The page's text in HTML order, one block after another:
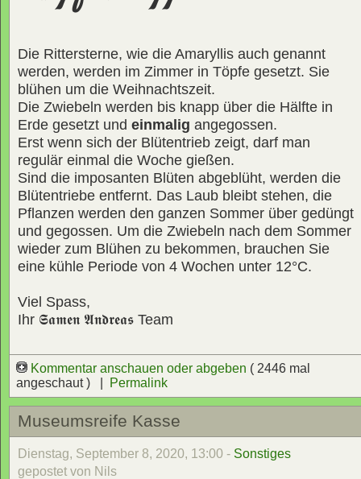
Die Rittersterne, wie die Amaryllis auch genannt
werden, werden im Zimmer in Töpfe gesetzt. Sie
blühen um die Weihnachtszeit.
Die Zwiebeln werden bis knapp über die Hälfte in
Erde gesetzt und einmalig angegossen.
Erst wenn sich der Blütentrieb zeigt, darf man
regulär einmal die Woche gießen.
Sind die imposanten Blüten abgeblüht, werden die
Blütentriebe entfernt. Das Laub bleibt stehen, die
Pflanzen werden den ganzen Sommer über gedüngt
und gegossen. Um die Zwiebeln nach dem Sommer
wieder zum Blühen zu bekommen, brauchen Sie
eine kühle Periode von 4 Wochen unter 12°C.
Viel Spass,
Ihr 𝕾𝖆𝖒𝖊𝖓 𝕬𝖓𝖉𝖗𝖊𝖆𝖘 Team
Kommentar anschauen oder abgeben ( 2446 mal
angeschaut ) |
Permalink
Museumsreife Kasse
Dienstag, September 8, 2020, 13:00 - Sonstiges
gepostet von Nils